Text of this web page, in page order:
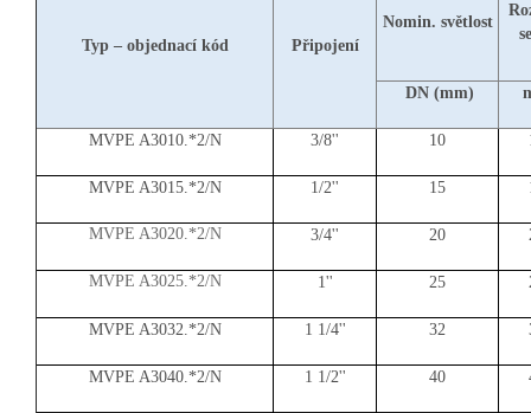
Typ – objednací kód Připojení
Nomin. světlost
DN (mm)
MVPE A3010.*2/N 3/8'' 10
MVPE A3015.*2/N 1/2'' 15
MVPE A3020.*2/N 3/4'' 20
MVPE A3025.*2/N 1'' 25
MVPE A3032.*2/N 1 1/4'' 32
MVPE A3040.*2/N 1 1/2'' 40